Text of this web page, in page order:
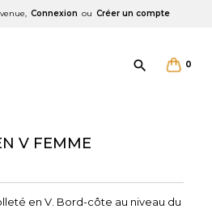
Connexion ou Créer un compte
0

V FEMME
en V. Bord-côte au niveau du